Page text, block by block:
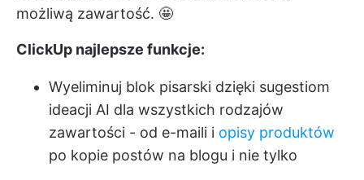
możliwą zawartość. 🤩
ClickUp najlepsze funkcje:
Wyeliminuj blok pisarski dzięki sugestiom
ideacji AI dla wszystkich rodzajów
zawartości - od e-maili i opisy produktów
po kopie postów na blogu i nie tylko